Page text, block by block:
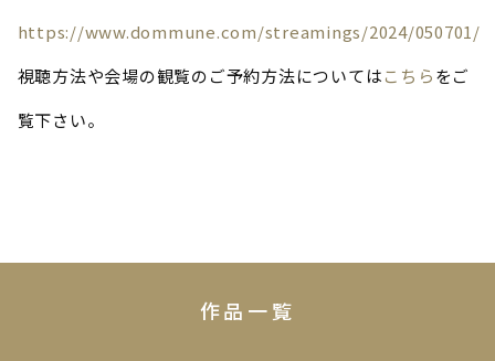
https://www.dommune.com/streamings/2024/050701/
視聴方法や会場の観覧のご予約方法についてはこちらをご
覧下さい。
作品一覧